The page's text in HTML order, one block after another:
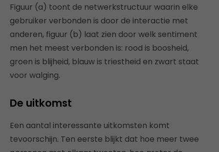
Figuur (a) toont de netwerkstructuur waarin elke
gebruiker verbonden is door de interactie met
anderen, figuur (b) laat zien door welk sentiment
men het meest verbonden is: rood is boosheid,
groen is blijheid, blauw is triestheid en zwart staat
voor walging.
De uitkomst
Een aantal interessante uitkomsten komt
tevoorschijn. Ten eerste blijkt dat hoe meer twee